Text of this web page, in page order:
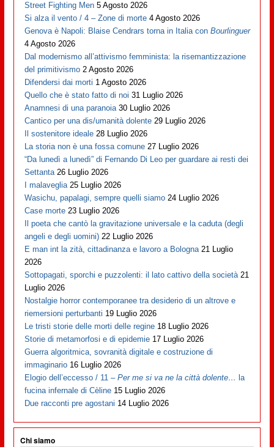
Street Fighting Men 5 Agosto 2026
Si alza il vento / 4 – Zone di morte 4 Agosto 2026
Genova è Napoli: Blaise Cendrars torna in Italia conBourlinguer
4 Agosto 2026
Dal modernismo all’attivismo femminista: la risemantizzazione
del primitivismo 2 Agosto 2026
Difendersi dai morti 1 Agosto 2026
Quello che è stato fatto di noi 31 Luglio 2026
Anamnesi di una paranoia 30 Luglio 2026
Cantico per una dis/umanità dolente 29 Luglio 2026
Il sostenitore ideale 28 Luglio 2026
La storia non è una fossa comune 27 Luglio 2026
“Da lunedì a lunedì” di Fernando Di Leo per guardare ai resti dei
Settanta 26 Luglio 2026
I malaveglia 25 Luglio 2026
Wasichu, papalagi, sempre quelli siamo 24 Luglio 2026
Case morte 23 Luglio 2026
Il poeta che cantò la gravitazione universale e la caduta (degli
angeli e degli uomini) 22 Luglio 2026
E man int la zità, cittadinanza e lavoro a Bologna 21 Luglio
2026
Sottopagati, sporchi e puzzolenti: il lato cattivo della società 21
Luglio 2026
Nostalgie horror contemporanee tra desiderio di un altrove e
riemersioni perturbanti 19 Luglio 2026
Le tristi storie delle morti delle regine 18 Luglio 2026
Storie di metamorfosi e di epidemie 17 Luglio 2026
Guerra algoritmica, sovranità digitale e costruzione di
immaginario 16 Luglio 2026
Elogio dell’eccesso / 11 –Per me si va ne la città dolente… la
fucina infernale di Cèline 15 Luglio 2026
Due racconti pre agostani 14 Luglio 2026
Chi siamo